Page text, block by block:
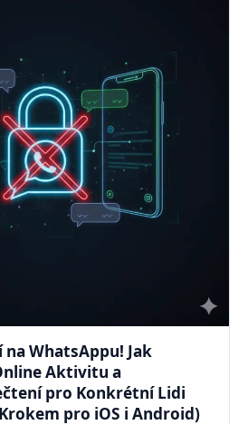
na WhatsAppu! Jak
Aktivitu a
pro Konkrétní Lidi
pro iOS i Android)